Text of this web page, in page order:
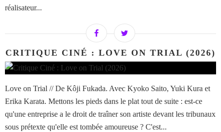
réalisateur...
CRITIQUE CINÉ : LOVE ON TRIAL (2026)
Love on Trial // De Kôji Fukada. Avec Kyoko Saito, Yuki Kura et
Erika Karata. Mettons les pieds dans le plat tout de suite : est-ce
qu'une entreprise a le droit de traîner son artiste devant les tribunaux
sous prétexte qu'elle est tombée amoureuse ? C'est...